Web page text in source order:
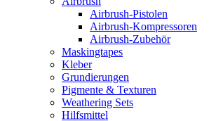
Airbrush-Pistolen
Airbrush-Kompressoren
Airbrush-Zubehör
Maskingtapes
Kleber
Grundierungen
Pigmente & Texturen
Weathering Sets
Hilfsmittel